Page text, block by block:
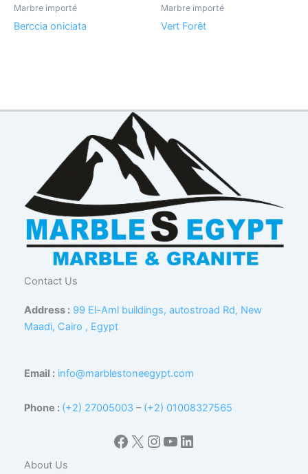
Marbre importé
Berccia oniciata
Marbre importé
Vert Forêt
Contact Us
Address : 99 El-Aml buildings, autostroad Rd, New
Maadi, Cairo , Egypt
Email : info@marblestoneegypt.com
Phone : (+2) 27005003 – (+2) 01008327565
Facebook
X Instagram
YouTube
LinkedIn
About Us